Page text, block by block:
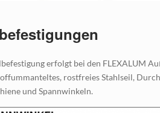
erfolgt bei den FLEXALUM
rostfreies Stahlseil,
und Spannwinkeln.